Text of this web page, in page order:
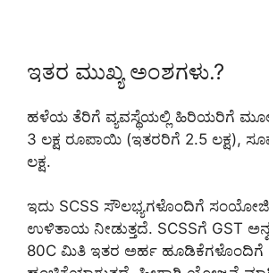
ಇತರ ಮುಖ್ಯ ಅಂಶಗಳು.?
ಹಳೆಯ ತೆರಿಗೆ ವ್ಯವಸ್ಥೆಯಲ್ಲಿ ಹಿರಿಯರಿಗೆ
3 ಲಕ್ಷ ರೂಪಾಯಿ (ಇತರರಿಗೆ 2.5 ಲಕ್ಷ),
ಲಕ್ಷ.
ಇದು SCSS ಸೌಲಭ್ಯಗಳೊಂದಿಗೆ
ಉಳಿತಾಯ ನೀಡುತ್ತದೆ. SCSSಗೆ GST
80C ಮಿತಿ ಇತರ ಅರ್ಹ ಹೂಡಿಕೆಗಳೊಂದಿಗೆ